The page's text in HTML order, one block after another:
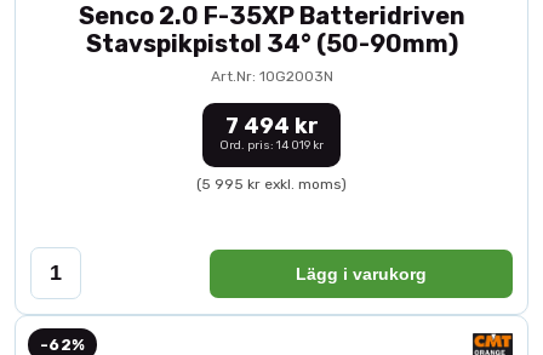
Senco 2.0 F-35XP Batteridriven
Stavspikpistol 34° (50-90mm)
Art.Nr: 10G2003N
7 494 kr
Ord. pris: 14 019 kr
(5 995 kr exkl. moms)
Lägg i varukorg
-62%